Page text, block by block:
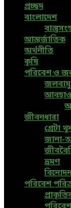
প্রচ্ছদ
বাংলাদেশ
আন্তর্জাতিক
অর্থনীতি
কৃষি
পরিবেশ ও
জলবায়ু
জীবনধারা
গ্রেটা
জানা-
ভ্রমণ
পরিবেশ